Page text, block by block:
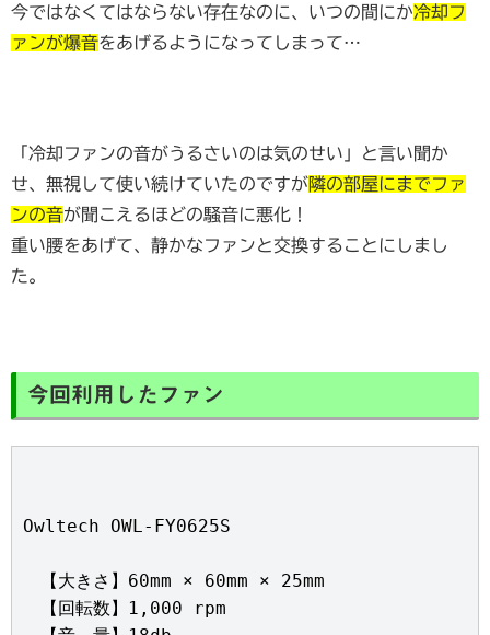
今ではなくてはならない存在なのに、いつの間にか冷却フ
ァンが爆音をあげるようになってしまって…
「冷却ファンの音がうるさいのは気のせい」と言い聞か
せ、無視して使い続けていたのですが隣の部屋にまでファ
ンの音が聞こえるほどの騒音に悪化！
重い腰をあげて、静かなファンと交換することにしまし
た。
今回利用したファン
Owltech OWL-FY0625S
【大きさ】60mm × 60mm × 25mm
【回転数】1,000 rpm